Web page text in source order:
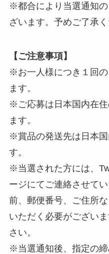
※都合により当選通知
ざいます。予めご了承く
【ご注意事項】
※お一人様につき１回
ます。
※ご応募は日本国内在
ます。
※賞品の発送先は日本
す。
※当選された方には、
ージにてご連絡させて
前、郵便番号、ご住所
いただく必要がござい
さい。
※当選通知後、指定の